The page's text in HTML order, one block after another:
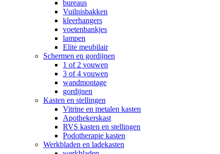
bureaus
Vuilnisbakken
kleerhangers
voetenbankjes
lampen
Elite meubilair
Schermen en gordijnen
1 of 2 vouwen
3 of 4 vouwen
wandmontage
gordijnen
Kasten en stellingen
Vitrine en metalen kasten
Apothekerskast
RVS kasten en stellingen
Podotherapie kasten
Werkbladen en ladekasten